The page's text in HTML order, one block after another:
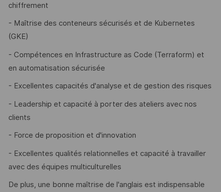
chiffrement
- Maîtrise des conteneurs sécurisés et de Kubernetes
(GKE)
- Compétences en Infrastructure as Code (Terraform) et
en automatisation sécurisée
- Excellentes capacités d'analyse et de gestion des risques
- Leadership et capacité à porter des ateliers avec nos
clients
- Force de proposition et d'innovation
- Excellentes qualités relationnelles et capacité à travailler
avec des équipes multiculturelles
De plus, une bonne maîtrise de l'anglais est indispensable